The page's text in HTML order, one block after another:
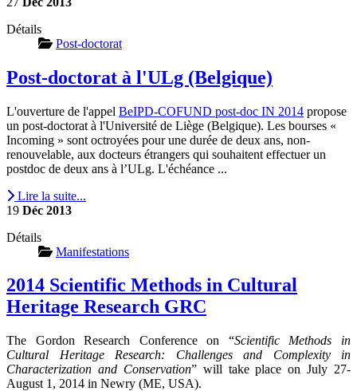
Détails
Post-doctorat
Post-doctorat à l'ULg (Belgique)
L'ouverture de l'appel BeIPD-COFUND post-doc IN 2014 propose
un post-doctorat à l'Université de Liège (Belgique). Les bourses «
Incoming » sont octroyées pour une durée de deux ans, non-
renouvelable, aux docteurs étrangers qui souhaitent effectuer un
postdoc de deux ans à l’ULg. L'échéance ...
Lire la suite...
19 Déc 2013
Détails
Manifestations
2014 Scientific Methods in Cultural
Heritage Research GRC
The Gordon Research Conference on “Scientific Methods in
Cultural Heritage Research: Challenges and Complexity in
Characterization and Conservation” will take place on July 27-
August 1, 2014 in Newry (ME, USA).